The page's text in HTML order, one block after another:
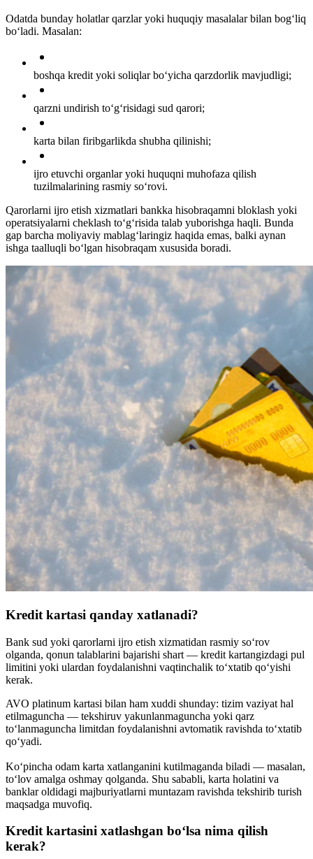
Odatda bunday holatlar qarzlar yoki huquqiy masalalar bilan bog‘liq
bo‘ladi. Masalan:
boshqa kredit yoki soliqlar bo‘yicha qarzdorlik mavjudligi;
qarzni undirish to‘g‘risidagi sud qarori;
karta bilan firibgarlikda shubha qilinishi;
ijro etuvchi organlar yoki huquqni muhofaza qilish
tuzilmalarining rasmiy so‘rovi.
Qarorlarni ijro etish xizmatlari bankka hisobraqamni bloklash yoki
operatsiyalarni cheklash to‘g‘risida talab yuborishga haqli. Bunda
gap barcha moliyaviy mablag‘laringiz haqida emas, balki aynan
ishga taalluqli bo‘lgan hisobraqam xususida boradi.
Kredit kartasi qanday xatlanadi?
Bank sud yoki qarorlarni ijro etish xizmatidan rasmiy so‘rov
olganda, qonun talablarini bajarishi shart — kredit kartangizdagi pul
limitini yoki ulardan foydalanishni vaqtinchalik to‘xtatib qo‘yishi
kerak.
AVO platinum kartasi bilan ham xuddi shunday: tizim vaziyat hal
etilmaguncha — tekshiruv yakunlanmaguncha yoki qarz
to‘lanmaguncha limitdan foydalanishni avtomatik ravishda to‘xtatib
qo‘yadi.
Ko‘pincha odam karta xatlanganini kutilmaganda biladi — masalan,
to‘lov amalga oshmay qolganda. Shu sababli, karta holatini va
banklar oldidagi majburiyatlarni muntazam ravishda tekshirib turish
maqsadga muvofiq.
Kredit kartasini xatlashgan bo‘lsa nima qilish
kerak?